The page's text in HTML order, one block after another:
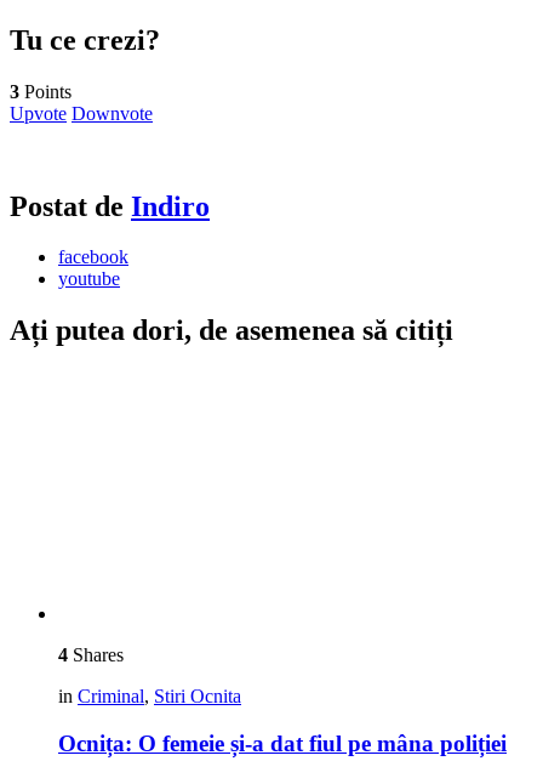
Tu ce crezi?
3 Points
Upvote Downvote
Postat de Indiro
facebook
youtube
Ați putea dori, de asemenea să citiți
4 Shares
in Criminal, Stiri Ocnita
Ocnița: O femeie și-a dat fiul pe mâna poliției